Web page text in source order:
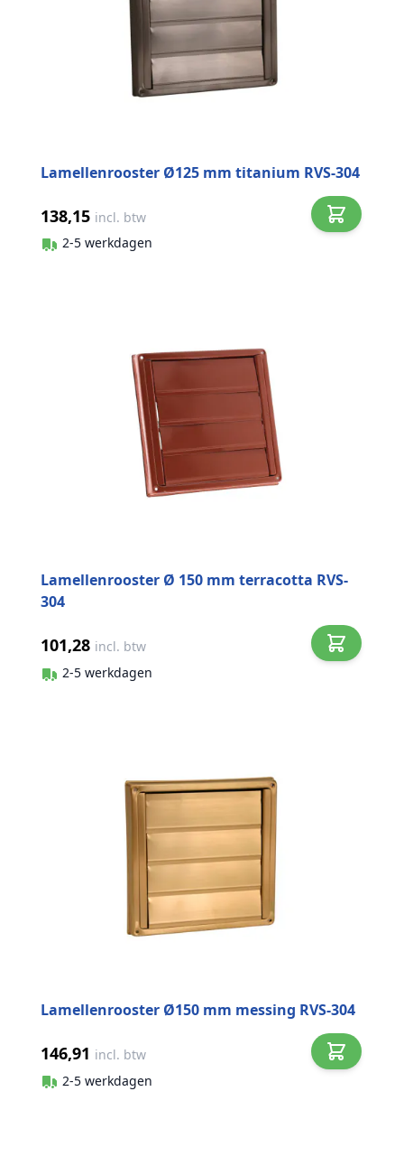
Lamellenrooster Ø125 mm titanium RVS-304
138,15 incl. btw
2-5 werkdagen
Lamellenrooster Ø 150 mm terracotta RVS-
304
101,28 incl. btw
2-5 werkdagen
Lamellenrooster Ø150 mm messing RVS-304
146,91 incl. btw
2-5 werkdagen